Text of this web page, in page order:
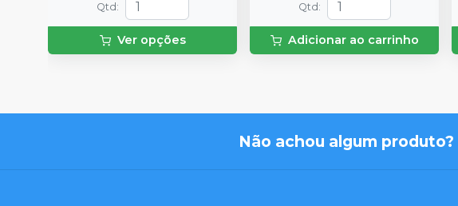
Qtd :
Ver opções
Qtd :
Adicionar ao carrinho
Não achou algum produto?